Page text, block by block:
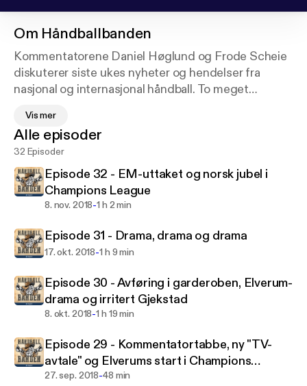
Om Håndballbanden
Kommentatorene Daniel Høglund og Frode Scheie
diskuterer siste ukes nyheter og hendelser fra
nasjonal og internasjonal håndball. To meget
seriøst navn. Lovløse tilstander og skudd fra hofta
kan forekomme. Det blir også spennende gjester og
gode historier når banden rir inn i håndballens
solnedgang. See acast.com/privacy for privacy and
opt-out information.
Vis mer
Alle episoder
32 Episoder
Episode 32 - EM-uttaket og norsk jubel i
Champions League
8. nov. 2018-1 h 2 min
Episode 31 - Drama, drama og drama
17. okt. 2018-1 h 9 min
Episode 30 - Avføring i garderoben, Elverum-
drama og irritert Gjekstad
8. okt. 2018-1 h 19 min
Episode 29 - Kommentatortabbe, ny "TV-
avtale" og Elverums start i Champions
League
27. sep. 2018-48 min